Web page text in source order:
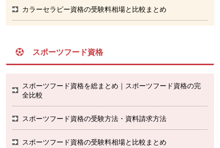
カラーセラピー資格の受験料相場と比較まとめ
スポーツフード資格
スポーツフード資格を総まとめ｜スポーツフード資格の完
全比較
スポーツフード資格の受験方法・資料請求方法
スポーツフード資格の受験料相場と比較まとめ